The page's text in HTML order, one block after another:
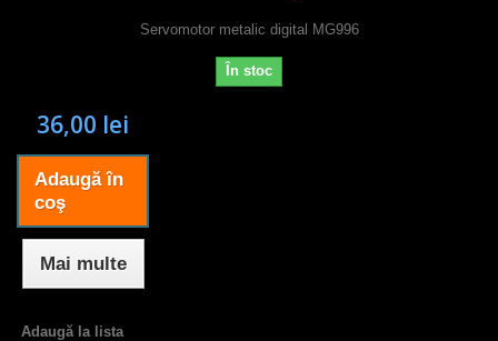
Servomotor metalic digital MG996
În stoc
36,00 lei
Adaugă în
coş
Mai multe
Adaugă la lista